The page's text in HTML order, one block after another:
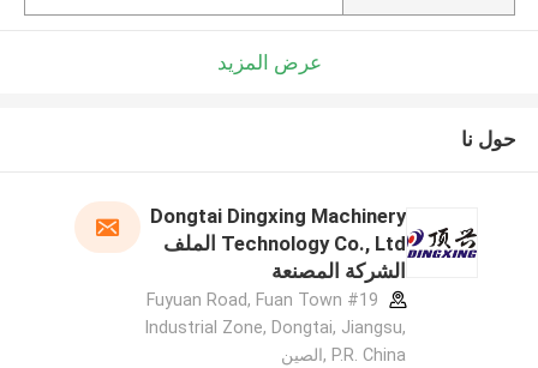
عرض المزيد
حول نا
Dongtai Dingxing Machinery
Technology Co., Ltd الملف
الشركة المصنعة
#19 Fuyuan Road, Fuan Town
Industrial Zone, Dongtai, Jiangsu,
P.R. China ,الصين